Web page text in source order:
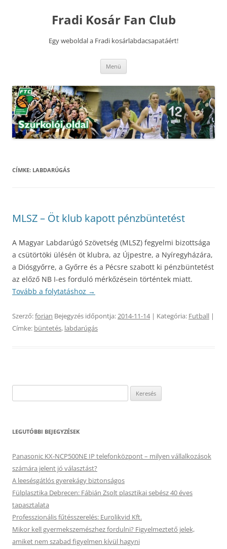
Fradi Kosár Fan Club
Egy weboldal a Fradi kosárlabdacsapatáért!
Menü
CÍMKE: LABDARÚGÁS
MLSZ – Öt klub kapott pénzbüntetést
A Magyar Labdarúgó Szövetség (MLSZ) fegyelmi bizottsága
a csütörtöki ülésén öt klubra, az Újpestre, a Nyíregyházára,
a Diósgyőrre, a Győrre és a Pécsre szabott ki pénzbüntetést
az előző NB I-es forduló mérkőzésein történtek miatt.
Tovább a folytatáshoz →
Szerző:forian Bejegyzés időpontja:2014-11-14| Kategória: Futball |
Címke: büntetés, labdarúgás
LEGUTÓBBI BEJEGYZÉSEK
Panasonic KX-NCP500NE IP telefonközpont – milyen vállalkozások
számára jelent jó választást?
A leesésgátlós gyerekágy biztonságos
Fülplasztika Debrecen: Fábián Zsolt plasztikai sebész 40 éves
tapasztalata
Professzionális fűtésszerelés: Eurolikvid Kft.
Mikor kell gyermekszemészhez fordulni? Figyelmeztető jelek,
amiket nem szabad figyelmen kívül hagyni